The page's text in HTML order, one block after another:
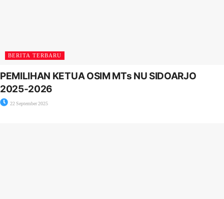
BERITA TERBARU
PEMILIHAN KETUA OSIM MTs NU SIDOARJO
2025-2026
22 September 2025